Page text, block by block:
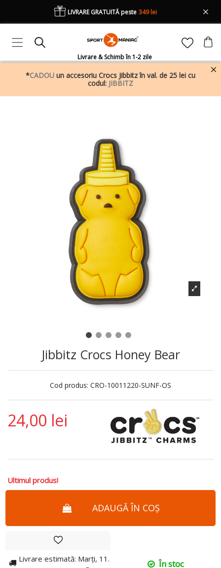
Livrare & Schimb în 1-2 zile
LIVRARE GRATUITĂ peste 349 lei
*CADOU un accesoriu Crocs Jibbitz în val. de 25 lei cu
codul: JIBBITZ
Jibbitz Crocs Honey Bear
Cod produs: CRO-10011220-SUNF-OS
24,00 lei
Ultimul produs!
ADAUGĂ ÎN COȘ
Livrare estimată: Marți, 11.
În stoc